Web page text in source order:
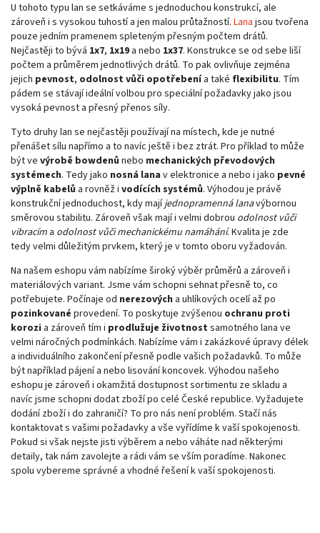
U tohoto typu lan se setkáváme s jednoduchou konstrukcí, ale
zároveň i s vysokou tuhostí a jen malou průtažností. Lana jsou tvořena
pouze jedním pramenem spleteným přesným počtem drátů.
Nejčastěji to bývá 1x7, 1x19 a nebo 1x37. Konstrukce se od sebe liší
počtem a průměrem jednotlivých drátů. To pak ovlivňuje zejména
jejich pevnost, odolnost vůči opotřebenía také flexibilitu. Tím
pádem se stávají ideální volbou pro speciální požadavky jako jsou
vysoká pevnost a přesný přenos síly.
Tyto druhy lan se nejčastěji používají na místech, kde je nutné
přenášet sílu napřímo a to navíc ještě i bez ztrát. Pro příklad to může
být ve výrobě bowdenů nebo mechanických převodových
systémech. Tedy jako nosná lana v elektronice a nebo i jako pevné
výplně kabelů a rovněž i vodících systémů. Výhodou je právě
konstrukční jednoduchost, kdy majíjednopramenná lanavýbornou
směrovou stabilitu. Zároveň však mají i velmi dobrou odolnost vůči
vibracím a odolnost vůči mechanickému namáhání. Kvalita je zde
tedy velmi důležitým prvkem, který je v tomto oboru vyžadován.
Na našem eshopu vám nabízíme široký výběr průměrů a zároveň i
materiálových variant. Jsme vám schopni sehnat přesně to, co
potřebujete. Počínaje od nerezových a uhlíkových ocelí až po
pozinkované provedení. To poskytuje zvýšenou ochranu proti
korozi a zároveň tím i prodlužuje životnostsamotného lana ve
velmi náročných podmínkách. Nabízíme vám i zakázkové úpravy délek
a individuálního zakončení přesně podle vašich požadavků. To může
být například pájení a nebo lisování koncovek. Výhodou našeho
eshopu je zároveň i okamžitá dostupnost sortimentu ze skladu a
navíc jsme schopni dodat zboží po celé České republice. Vyžadujete
dodání zboží i do zahraničí? To pro nás není problém. Stačí nás
kontaktovat s vašimi požadavky a vše vyřídíme k vaší spokojenosti.
Pokud si však nejste jisti výběrem a nebo váháte nad některými
detaily, tak nám zavolejte a rádi vám se vším poradíme. Nakonec
spolu vybereme správné a vhodné řešení k vaší spokojenosti.